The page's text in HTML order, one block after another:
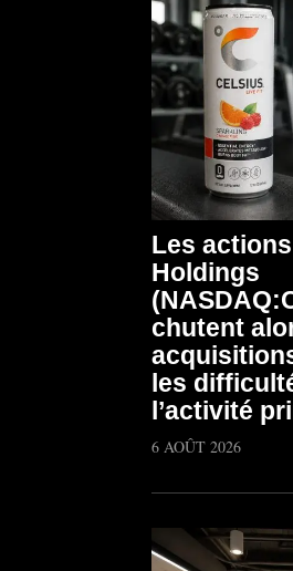
Les
Holdings
chutent
les
l’activité
6 AOÛT 2026